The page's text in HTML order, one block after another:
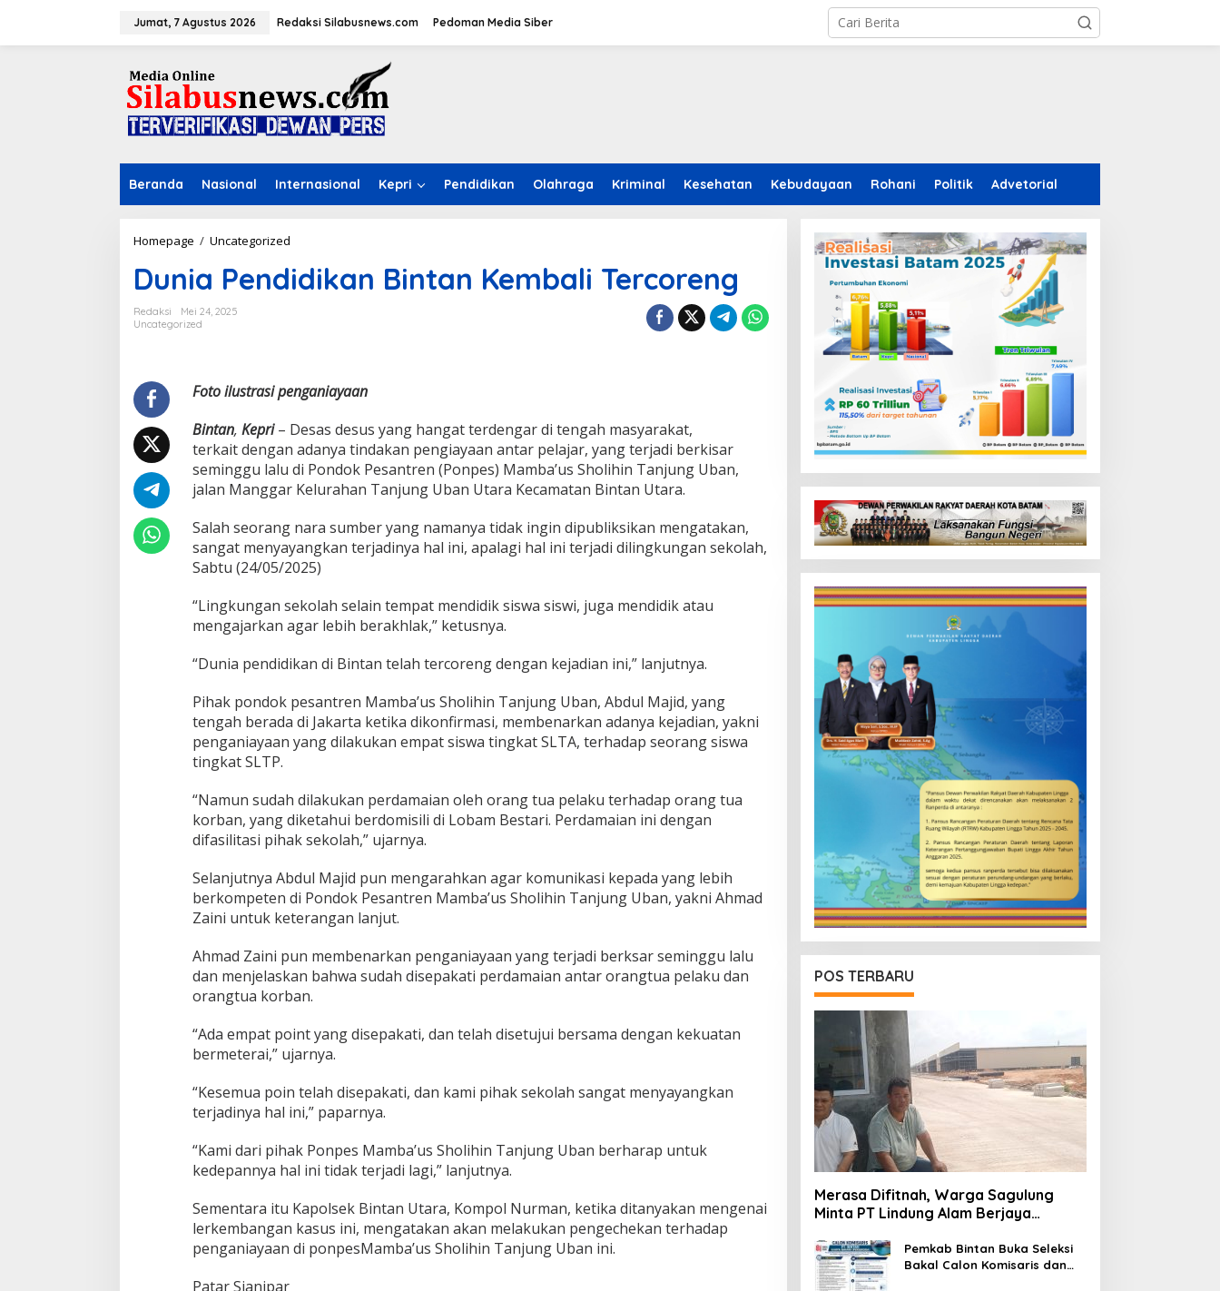
Jumat, 7 Agustus 2026 Redaksi Silabusnews.com Pedoman Media Siber
Beranda Nasional Internasional Kepri Pendidikan Olahraga Kriminal Kesehatan Kebudayaan Rohani Politik Advetorial
Homepage / Uncategorized
n
i
i
i
k
a
n
B
a
n
e
m
b
l
T
e
r
c
e
n
g
Dunia Pendidikan Bintan Kembali Tercoreng
Redaksi
Mei 24, 2025
Uncategorized
Foto ilustrasi penganiayaan
Bintan, Kepri– Desas desus yang hangat terdengar di tengah masyarakat,
terkait dengan adanya tindakan pengiayaan antar pelajar, yang terjadi berkisar
seminggu lalu di Pondok Pesantren (Ponpes) Mamba’us Sholihin Tanjung Uban,
jalan Manggar Kelurahan Tanjung Uban Utara Kecamatan Bintan Utara.
Salah seorang nara sumber yang namanya tidak ingin dipubliksikan mengatakan,
sangat menyayangkan terjadinya hal ini, apalagi hal ini terjadi dilingkungan sekolah,
Sabtu (24/05/2025)
“Lingkungan sekolah selain tempat mendidik siswa siswi, juga mendidik atau
mengajarkan agar lebih berakhlak,” ketusnya.
“Dunia pendidikan di Bintan telah tercoreng dengan kejadian ini,” lanjutnya.
Pihak pondok pesantren Mamba’us Sholihin Tanjung Uban, Abdul Majid, yang
tengah berada di Jakarta ketika dikonfirmasi, membenarkan adanya kejadian, yakni
penganiayaan yang dilakukan empat siswa tingkat SLTA, terhadap seorang siswa
tingkat SLTP.
“Namun sudah dilakukan perdamaian oleh orang tua pelaku terhadap orang tua
korban, yang diketahui berdomisili di Lobam Bestari. Perdamaian ini dengan
difasilitasi pihak sekolah,” ujarnya.
Selanjutnya Abdul Majid pun mengarahkan agar komunikasi kepada yang lebih
berkompeten di Pondok Pesantren Mamba’us Sholihin Tanjung Uban, yakni Ahmad
Zaini untuk keterangan lanjut.
Ahmad Zaini pun membenarkan penganiayaan yang terjadi berksar seminggu lalu
dan menjelaskan bahwa sudah disepakati perdamaian antar orangtua pelaku dan
orangtua korban.
“Ada empat point yang disepakati, dan telah disetujui bersama dengan kekuatan
bermeterai,” ujarnya.
“Kesemua poin telah disepakati, dan kami pihak sekolah sangat menyayangkan
terjadinya hal ini,” paparnya.
“Kami dari pihak Ponpes Mamba’us Sholihin Tanjung Uban berharap untuk
kedepannya hal ini tidak terjadi lagi,” lanjutnya.
Sementara itu Kapolsek Bintan Utara, Kompol Nurman, ketika ditanyakan mengenai
lerkembangan kasus ini, mengatakan akan melakukan pengechekan terhadap
penganiayaan di ponpesMamba’us Sholihin Tanjung Uban ini.
Patar Sianipar
POS TERBARU
Merasa Difitnah, Warga Sagulung
Minta PT Lindung Alam Berjaya
MasyarakatPemkab Bintan Buka Seleksi
Bakal Calon Komisaris dan